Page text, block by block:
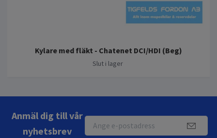
Kylare med fläkt - Chatenet DCI/HDI (Beg)
Slut i lager
Anmäl dig till vår
nyhetsbrev